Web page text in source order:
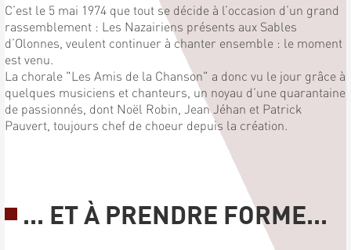
C’est le 5 mai 1974 que tout se décide à l’occasion d’un grand
rassemblement : Les Nazairiens présents aux Sables
d’Olonnes, veulent continuer à chanter ensemble : le moment
est venu.
La chorale "Les Amis de la Chanson" a donc vu le jour grâce à
quelques musiciens et chanteurs, un noyau d’une quarantaine
de passionnés, dont Noël Robin, Jean Jéhan et Patrick
Pauvert, toujours chef de choeur depuis la création.
... ET À PRENDRE FORME...